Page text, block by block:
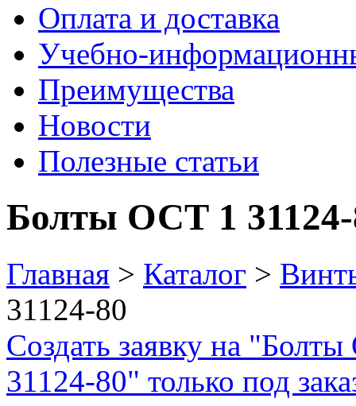
Оплата и доставка
Учебно-
Преимущества
Новости
Полезные статьи
Болты ОСТ 1
Главная > Каталог >
31124-80
Создать заявку на
31124-80" только под